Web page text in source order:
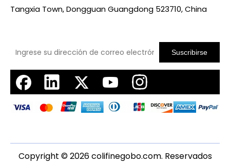
Tangxia Town, Dongguan Guangdong 523710, China
Suscribirse
Copyright ©2026colifinegobo.com. Reservados